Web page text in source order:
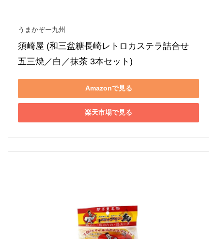
うまかぞー九州
須崎屋 (和三盆糖長崎レトロカステラ詰合せ
五三焼／白／抹茶 3本セット)
Amazonで見る
楽天市場で見る